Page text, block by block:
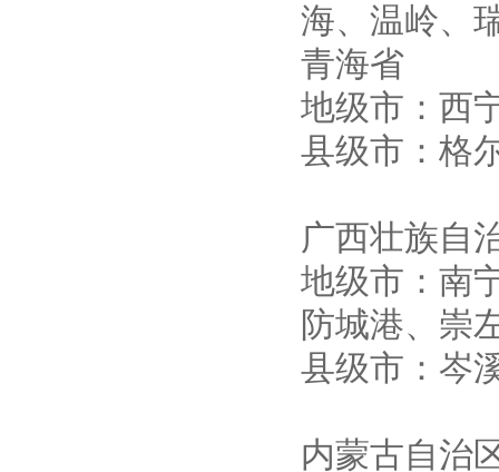
海、温岭、
青海省
地级市：西
县级市：格
广西壮族自
地级市：南
防城港、崇
县级市：岑
内蒙古自治